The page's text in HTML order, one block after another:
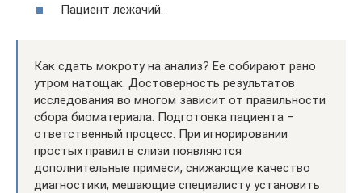
Пациент лежачий.
Как сдать мокроту на анализ? Ее собирают рано
утром натощак. Достоверность результатов
исследования во многом зависит от правильности
сбора биоматериала. Подготовка пациента –
ответственный процесс. При игнорировании
простых правил в слизи появляются
дополнительные примеси, снижающие качество
диагностики, мешающие специалисту установить